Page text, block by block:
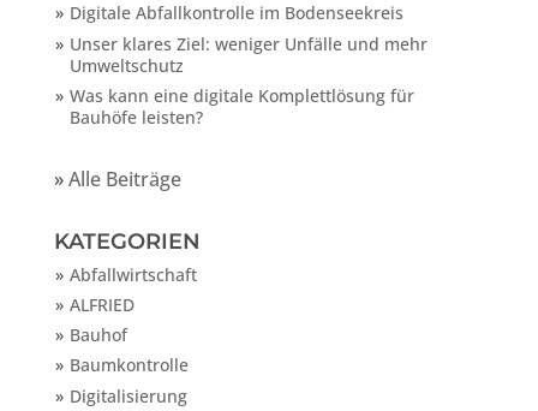
Digitale Abfallkontrolle im Bodenseekreis
Unser klares Ziel: weniger Unfälle und mehr
Umweltschutz
Was kann eine digitale Komplettlösung für
Bauhöfe leisten?
»Alle Beiträge
KATEGORIEN
Abfallwirtschaft
ALFRIED
Bauhof
Baumkontrolle
Digitalisierung